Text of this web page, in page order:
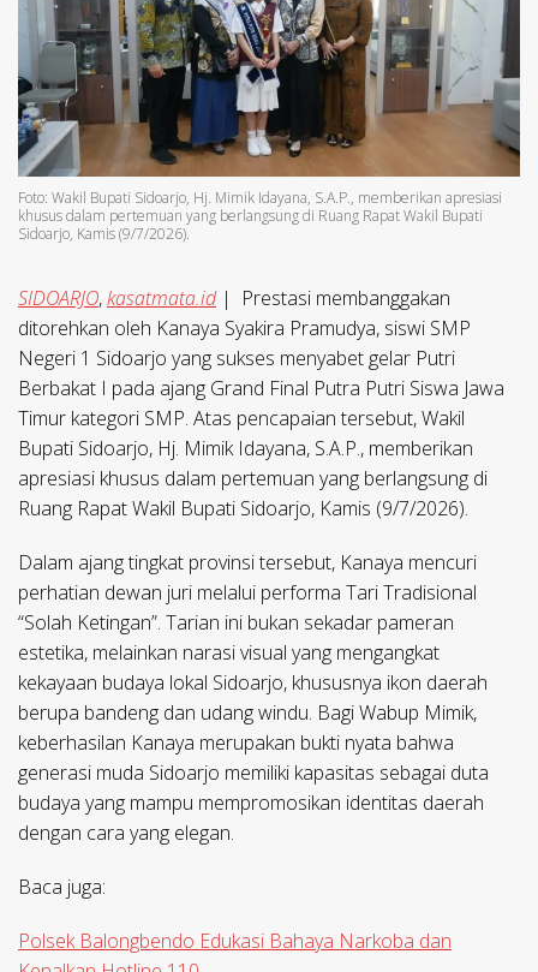
Foto: Wakil Bupati Sidoarjo, Hj. Mimik Idayana, S.A.P., memberikan apresiasi
khusus dalam pertemuan yang berlangsung di Ruang Rapat Wakil Bupati
Sidoarjo, Kamis (9/7/2026).
SIDOARJO,kasatmata.id|
Prestasi membanggakan
ditorehkan oleh Kanaya Syakira Pramudya, siswi SMP
Negeri 1 Sidoarjo yang sukses menyabet gelar Putri
Berbakat I pada ajang Grand Final Putra Putri Siswa Jawa
Timur kategori SMP. Atas pencapaian tersebut, Wakil
Bupati Sidoarjo, Hj. Mimik Idayana, S.A.P., memberikan
apresiasi khusus dalam pertemuan yang berlangsung di
Ruang Rapat Wakil Bupati Sidoarjo, Kamis (9/7/2026).
​Dalam ajang tingkat provinsi tersebut, Kanaya mencuri
perhatian dewan juri melalui performa Tari Tradisional
“Solah Ketingan”. Tarian ini bukan sekadar pameran
estetika, melainkan narasi visual yang mengangkat
kekayaan budaya lokal Sidoarjo, khususnya ikon daerah
berupa bandeng dan udang windu. Bagi Wabup Mimik,
keberhasilan Kanaya merupakan bukti nyata bahwa
generasi muda Sidoarjo memiliki kapasitas sebagai duta
budaya yang mampu mempromosikan identitas daerah
dengan cara yang elegan.
Baca juga:
Polsek Balongbendo Edukasi Bahaya Narkoba dan